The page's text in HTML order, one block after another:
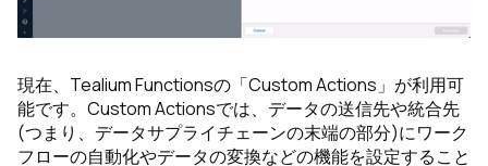
現在、Tealium Functionsの「Custom Actions」が利用可
能です。Custom Actionsでは、データの送信先や統合先
(つまり、データサプライチェーンの末端の部分)にワーク
フローの自動化やデータの変換などの機能を設定すること